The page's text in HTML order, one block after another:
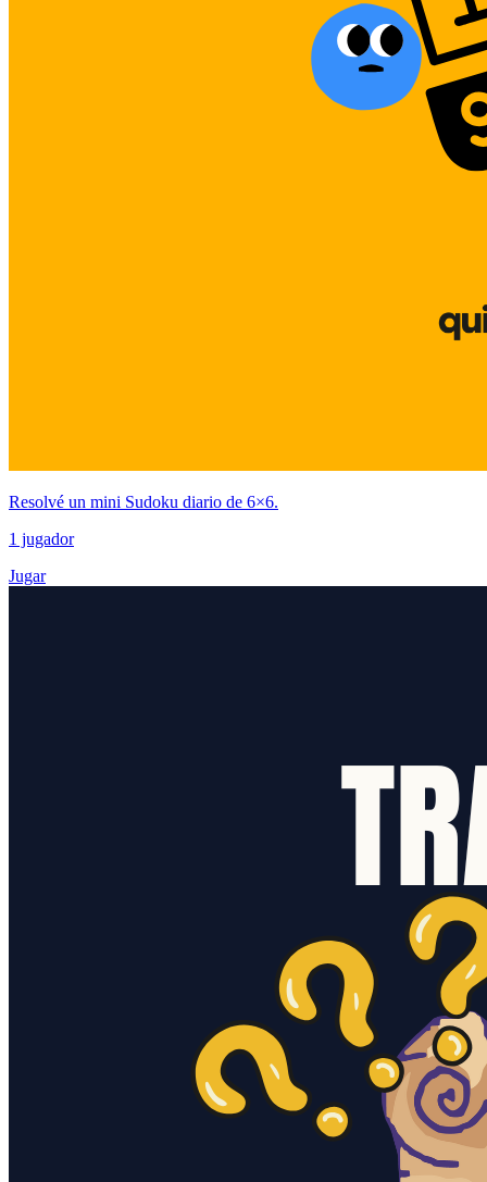
Resolvé un mini Sudoku diario de 6×6.
1 jugador
Jugar